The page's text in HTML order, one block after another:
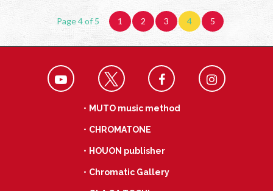
Page 4 of 5 1 2 3 4 5
・MUTO music method
・CHROMATONE
・HOUON publisher
・Chromatic Gallery